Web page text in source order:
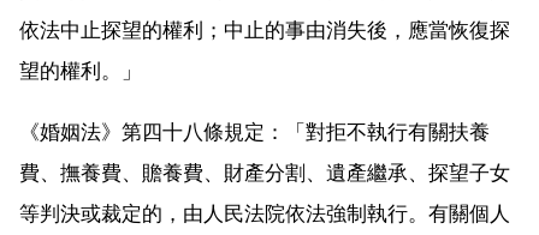
依法中止探望的權利；中止的事由消失後，應當恢復探
望的權利。」
《婚姻法》第四十八條規定：「對拒不執行有關扶養
費、撫養費、贍養費、財產分割、遺產繼承、探望子女
等判決或裁定的，由人民法院依法強制執行。有關個人